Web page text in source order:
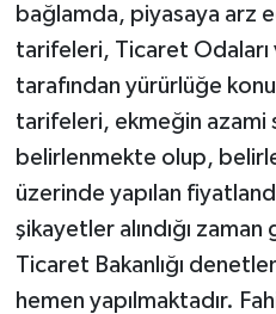
bağlamda, piyasaya arz
tarifeleri, Ticaret Odaları
tarafından yürürlüğe
tarifeleri, ekmeğin azami
belirlenmekte olup,
üzerinde yapılan
şikayetler alındığı
Ticaret Bakanlığı
hemen yapılmaktadır.